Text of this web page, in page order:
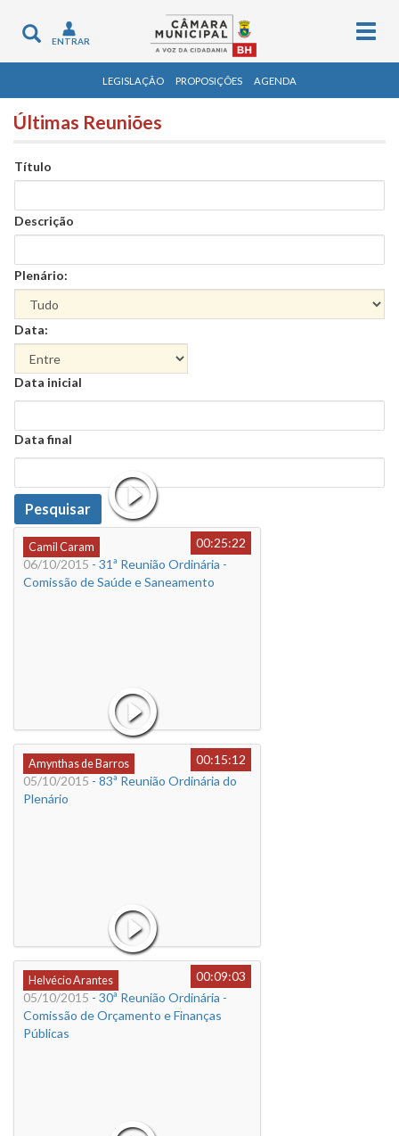
Toggle
navigation
ENTRAR
LEGISLAÇÃO PROPOSIÇÕES AGENDA
Últimas Reuniões
Título
Descrição
Plenário:
Data:
Data
Data inicial
Data
Data final
Data
Pesquisar
Camil Caram
00:25:22
06/10/2015 - 31ª Reunião Ordinária -
Comissão de Saúde e Saneamento
Amynthas de Barros
00:15:12
05/10/2015 - 83ª Reunião Ordinária do
Plenário
Helvécio Arantes
00:09:03
05/10/2015 - 30ª Reunião Ordinária -
Comissão de Orçamento e Finanças
Públicas